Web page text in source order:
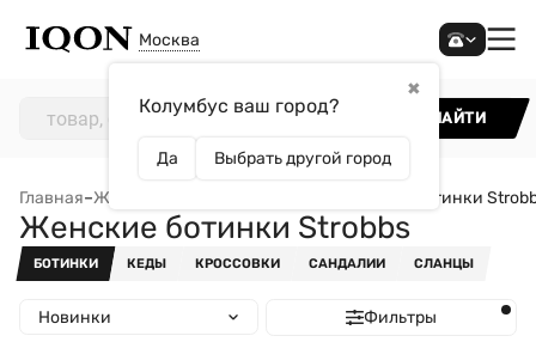
Москва
✖
Колумбус ваш город?
Да Выбрать другой город
НАЙТИ
Главная–Женщинам Женские ботинки
Женские ботинки Strobbs
БОТИНКИ КЕДЫ КРОССОВКИ САНДАЛИИ СЛАНЦЫ
Новинки Фильтры